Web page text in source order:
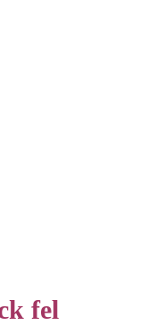
fel